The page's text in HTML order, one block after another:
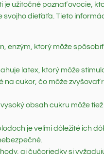
je užitočné poznať ovocie,
svojho dieťaťa. Tieto
enzým, ktorý môže
latex, ktorý môže
na cukor, čo môže
obsah cukru môže
je veľmi dôležité ich
aj čučoriedky si